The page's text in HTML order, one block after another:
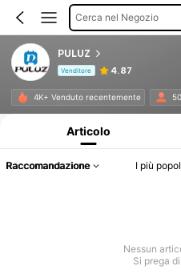
Cerca nel Negozio
PULUZ
Venditore 4.87
4K+ Venduto recentemente
Articolo
Raccomandazione I più
Nessun
Si prega